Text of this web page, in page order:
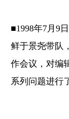
■1998年7月9
鲜于景尧带队
作会议，对编
系列问题进行